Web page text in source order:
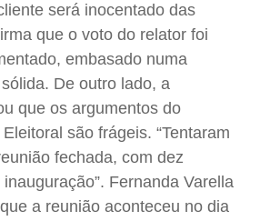
será inocentado das
que o voto do relator foi
embasado numa
De outro lado, a
que os argumentos do
são frágeis. “Tentaram
fechada, com dez
Fernanda Varella
a reunião aconteceu no dia